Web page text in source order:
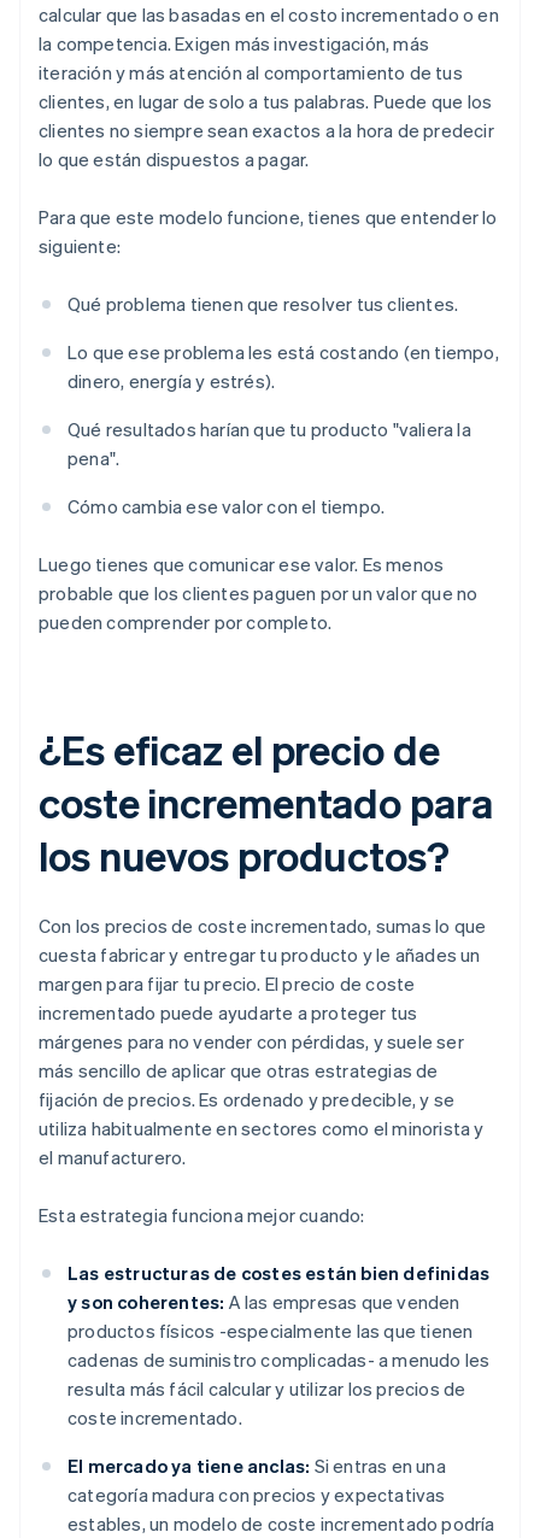
calcular que las basadas en el costo incrementado o en
la competencia. Exigen más investigación, más
iteración y más atención al comportamiento de tus
clientes, en lugar de solo a tus palabras. Puede que los
clientes no siempre sean exactos a la hora de predecir
lo que están dispuestos a pagar.
Para que este modelo funcione, tienes que entender lo
siguiente:
Qué problema tienen que resolver tus clientes.
Lo que ese problema les está costando (en tiempo,
dinero, energía y estrés).
Qué resultados harían que tu producto "valiera la
pena".
Cómo cambia ese valor con el tiempo.
Luego tienes que comunicar ese valor. Es menos
probable que los clientes paguen por un valor que no
pueden comprender por completo.
¿Es eficaz el precio de
coste incrementado para
los nuevos productos?
Con los precios de coste incrementado, sumas lo que
cuesta fabricar y entregar tu producto y le añades un
margen para fijar tu precio. El precio de coste
incrementado puede ayudarte a proteger tus
márgenes para no vender con pérdidas, y suele ser
más sencillo de aplicar que otras estrategias de
fijación de precios. Es ordenado y predecible, y se
utiliza habitualmente en sectores como el minorista y
el manufacturero.
Esta estrategia funciona mejor cuando:
Las estructuras de costes están bien definidas
y son coherentes: A las empresas que venden
productos físicos -especialmente las que tienen
cadenas de suministro complicadas- a menudo les
resulta más fácil calcular y utilizar los precios de
coste incrementado.
El mercado ya tiene anclas: Si entras en una
categoría madura con precios y expectativas
estables, un modelo de coste incrementado podría